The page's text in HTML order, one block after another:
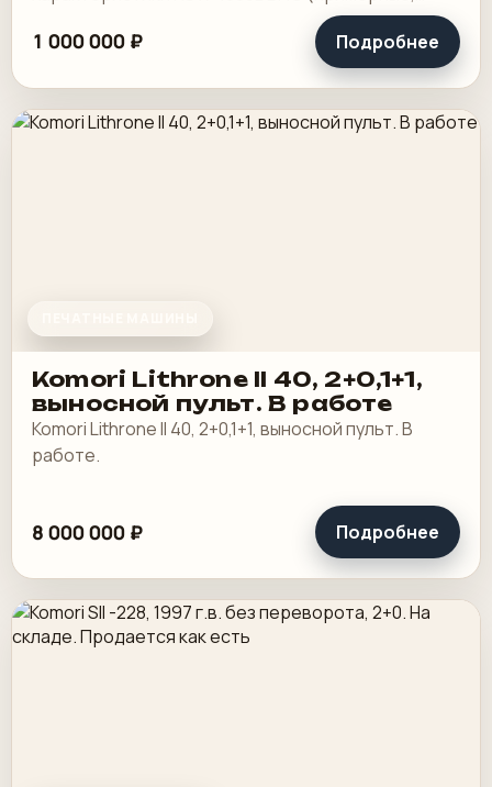
могут отличаться в зависимости от конкретной.
1 000 000 ₽ Подробнее
Komori Lithrone II 40, 2+0,1+1,
выносной пульт. В работе
Komori Lithrone II 40, 2+0,1+1, выносной пульт. В
работе.
8 000 000 ₽ Подробнее